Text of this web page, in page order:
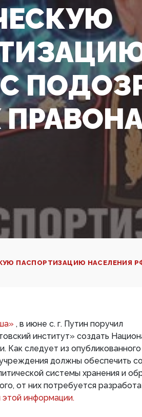
ПАСПОРТИЗАЦИЮ НАСЕЛЕНИЯ
, в июне с. г. Путин поручил
институт» создать
Как следует из
должны обеспечить
системы хранения и
от них потребуется
информации.